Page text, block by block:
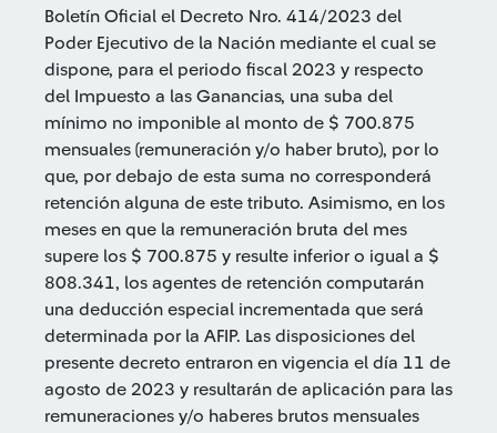
Boletín Oficial el Decreto Nro. 414/2023 del
Poder Ejecutivo de la Nación mediante el cual se
dispone, para el periodo fiscal 2023 y respecto
del Impuesto a las Ganancias, una suba del
mínimo no imponible al monto de $ 700.875
mensuales (remuneración y/o haber bruto), por lo
que, por debajo de esta suma no corresponderá
retención alguna de este tributo. Asimismo, en los
meses en que la remuneración bruta del mes
supere los $ 700.875 y resulte inferior o igual a $
808.341, los agentes de retención computarán
una deducción especial incrementada que será
determinada por la AFIP. Las disposiciones del
presente decreto entraron en vigencia el día 11 de
agosto de 2023 y resultarán de aplicación para las
remuneraciones y/o haberes brutos mensuales